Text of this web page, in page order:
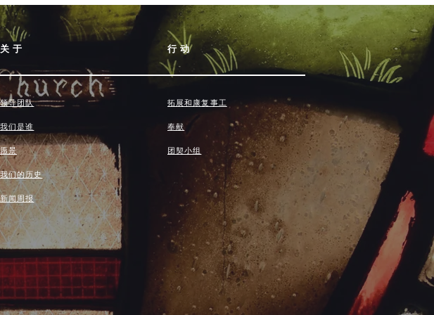
关于
领导团队
我们是谁
愿景
我们的历史
新闻周报
行动
拓展和康复事工
奉献
团契小组